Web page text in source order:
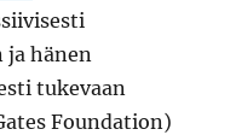
ja hänen
tukevaan
Foundation)